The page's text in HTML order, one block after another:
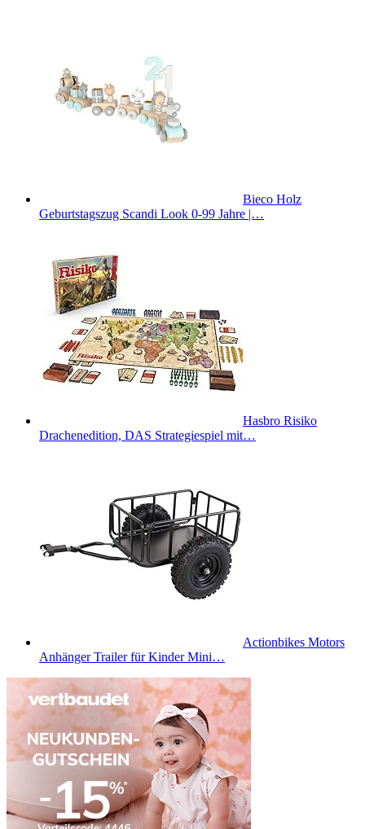
Bieco Holz
Geburtstagszug Scandi Look 0-99 Jahre |…
Hasbro Risiko
Drachenedition, DAS Strategiespiel mit…
Actionbikes Motors
Anhänger Trailer für Kinder Mini…